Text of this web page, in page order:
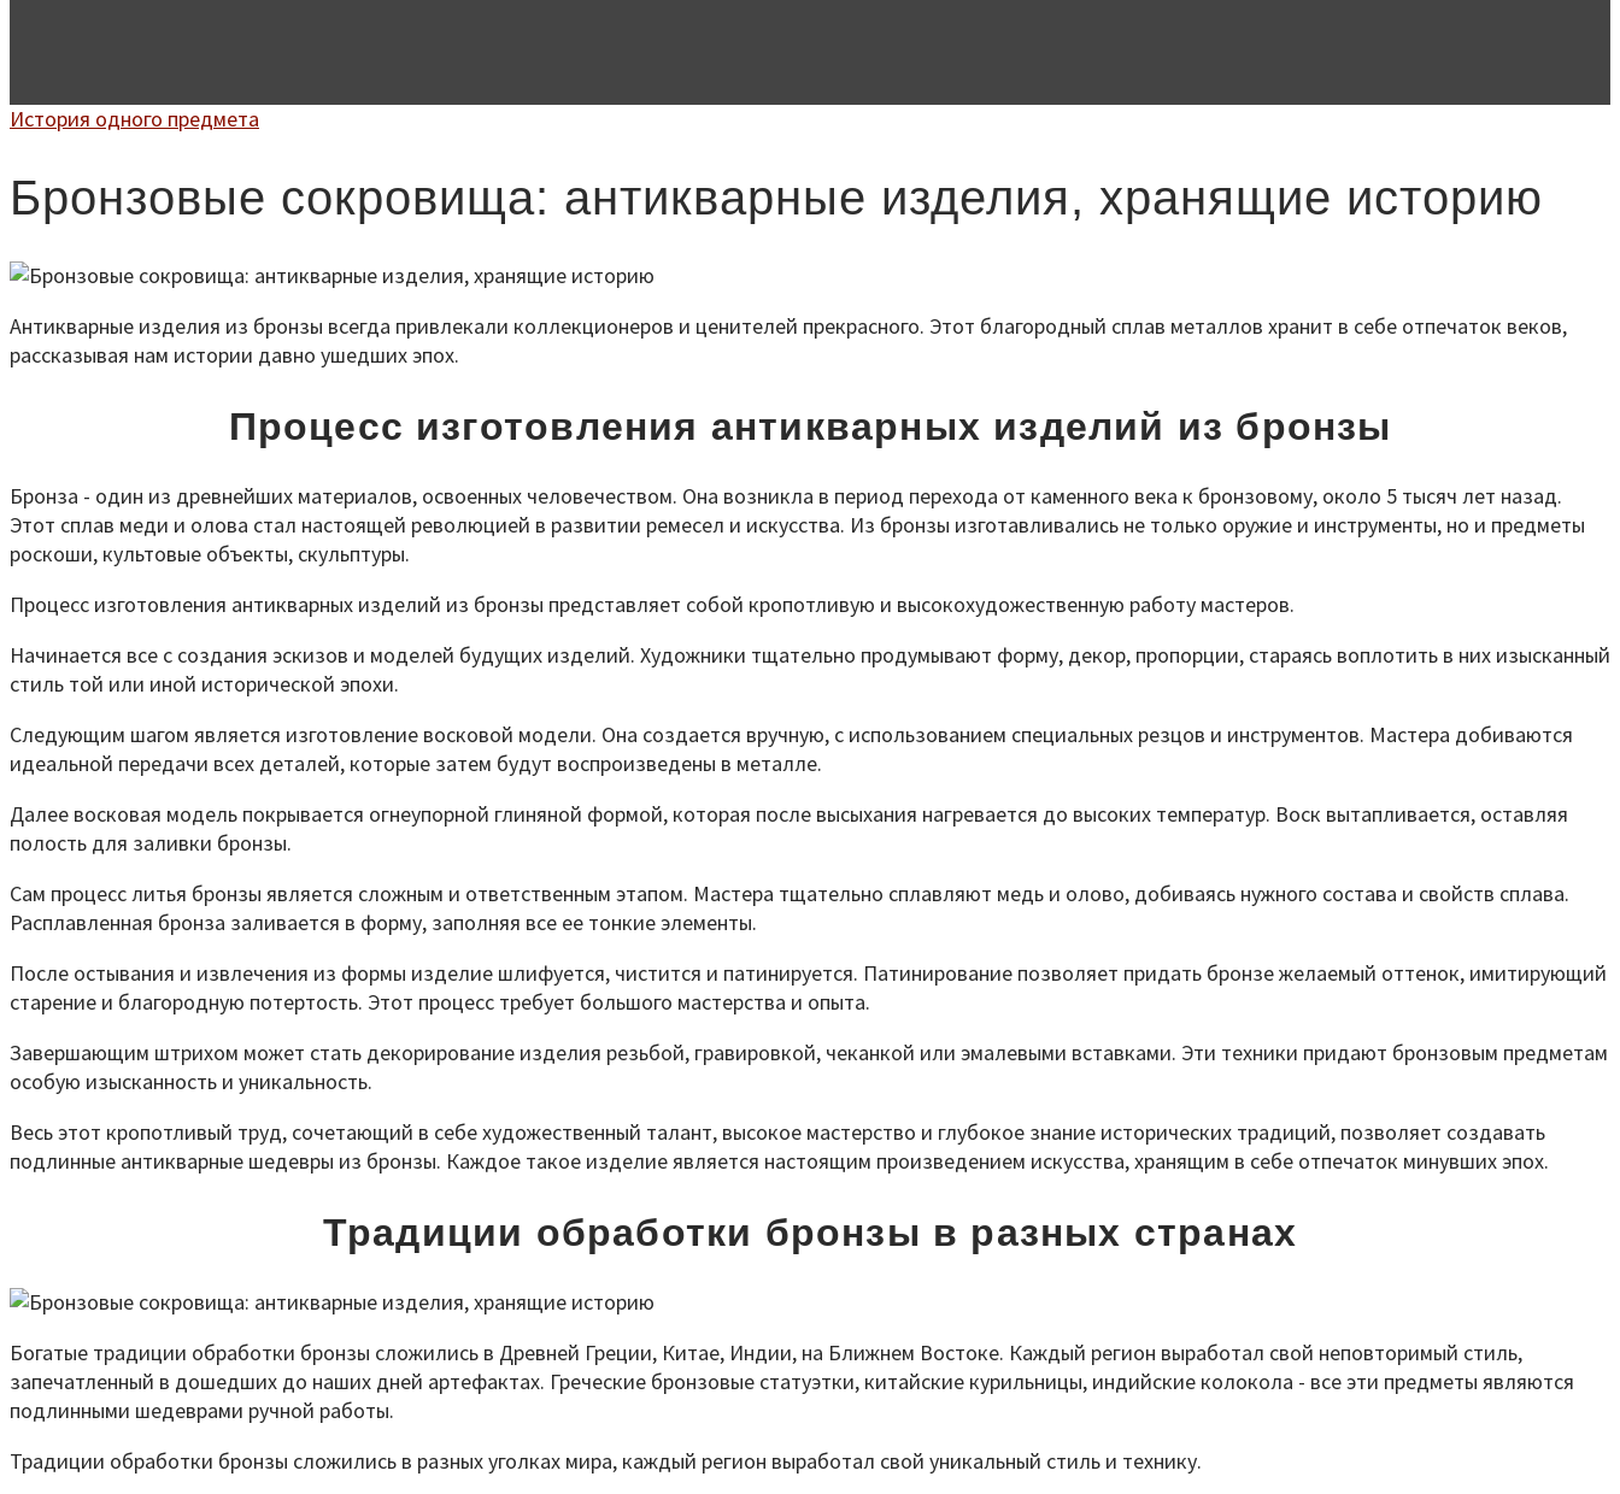
История одного предмета
Бронзовые сокровища: антикварные изделия, хранящие историю
Антикварные изделия из бронзы всегда привлекали коллекционеров и ценителей прекрасного. Этот благородный сплав металлов хранит в себе отпечаток веков,
рассказывая нам истории давно ушедших эпох.
Процесс изготовления антикварных изделий из бронзы
Бронза - один из древнейших материалов, освоенных человечеством. Она возникла в период перехода от каменного века к бронзовому, около 5 тысяч лет назад.
Этот сплав меди и олова стал настоящей революцией в развитии ремесел и искусства. Из бронзы изготавливались не только оружие и инструменты, но и предметы
роскоши, культовые объекты, скульптуры.
Процесс изготовления антикварных изделий из бронзы представляет собой кропотливую и высокохудожественную работу мастеров.
Начинается все с создания эскизов и моделей будущих изделий. Художники тщательно продумывают форму, декор, пропорции, стараясь воплотить в них изысканный
стиль той или иной исторической эпохи.
Следующим шагом является изготовление восковой модели. Она создается вручную, с использованием специальных резцов и инструментов. Мастера добиваются
идеальной передачи всех деталей, которые затем будут воспроизведены в металле.
Далее восковая модель покрывается огнеупорной глиняной формой, которая после высыхания нагревается до высоких температур. Воск вытапливается, оставляя
полость для заливки бронзы.
Сам процесс литья бронзы является сложным и ответственным этапом. Мастера тщательно сплавляют медь и олово, добиваясь нужного состава и свойств сплава.
Расплавленная бронза заливается в форму, заполняя все ее тонкие элементы.
После остывания и извлечения из формы изделие шлифуется, чистится и патинируется. Патинирование позволяет придать бронзе желаемый оттенок, имитирующий
старение и благородную потертость. Этот процесс требует большого мастерства и опыта.
Завершающим штрихом может стать декорирование изделия резьбой, гравировкой, чеканкой или эмалевыми вставками. Эти техники придают бронзовым предметам
особую изысканность и уникальность.
Весь этот кропотливый труд, сочетающий в себе художественный талант, высокое мастерство и глубокое знание исторических традиций, позволяет создавать
подлинные антикварные шедевры из бронзы. Каждое такое изделие является настоящим произведением искусства, хранящим в себе отпечаток минувших эпох.
Традиции обработки бронзы в разных странах
Богатые традиции обработки бронзы сложились в Древней Греции, Китае, Индии, на Ближнем Востоке. Каждый регион выработал свой неповторимый стиль,
запечатленный в дошедших до наших дней артефактах. Греческие бронзовые статуэтки, китайские курильницы, индийские колокола - все эти предметы являются
подлинными шедеврами ручной работы.
Традиции обработки бронзы сложились в разных уголках мира, каждый регион выработал свой уникальный стиль и технику.